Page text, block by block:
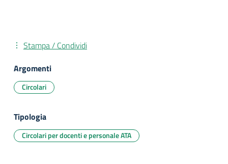
Stampa / Condividi
Argomenti
Circolari
Tipologia
Circolari per docenti e personale ATA